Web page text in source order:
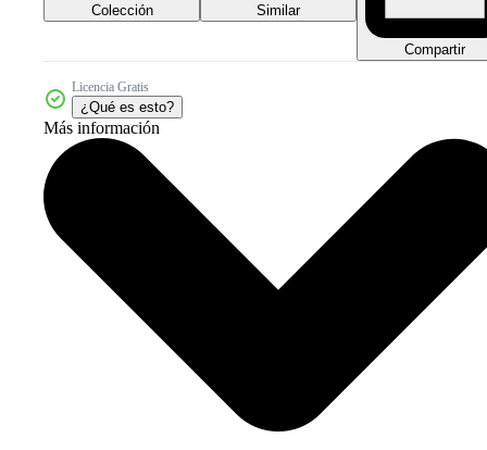
Colección Similar
Compartir
Licencia Gratis
¿Qué es esto?
Más información